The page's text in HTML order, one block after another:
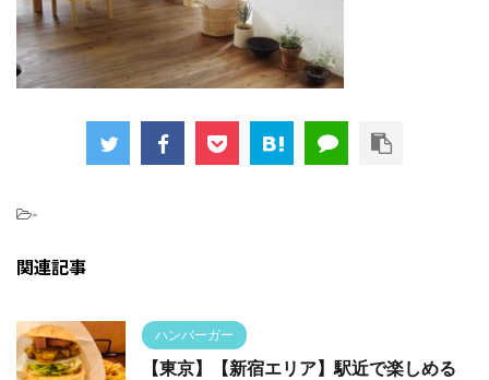
-
関連記事
ハンバーガー
【東京】【新宿エリア】駅近で楽しめる